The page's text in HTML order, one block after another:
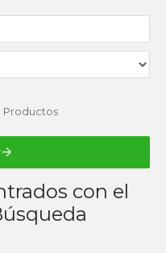
Productos
con el